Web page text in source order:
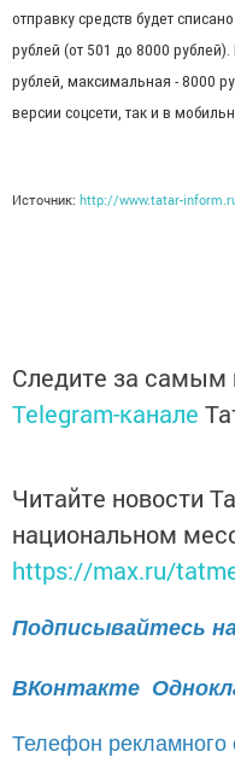
отправку средств будет
рублей (от 501 до 8000
рублей, максимальная - 8000
версии соцсети, так и в
Источник: http://www.tatar-
Следите за
Telegram-канале
Читайте новости
национальном
https://max.ru/
Подписывайтесь
ВКонтакте
Телефон рекламного